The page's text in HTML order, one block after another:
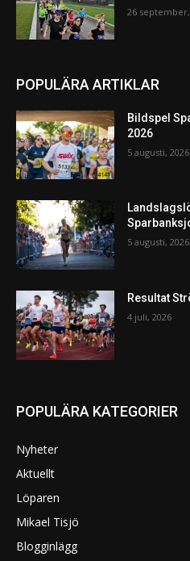
26 september,
POPULÄRA ARTIKLAR
Bildspel
2026
5 augusti, 2026
5 augusti, 2026
Resultat
4 juli, 2026
POPULÄRA KATEGORIER
Nyheter
Aktuellt
Löparen
Mikael Tisjö
Blogginlägg